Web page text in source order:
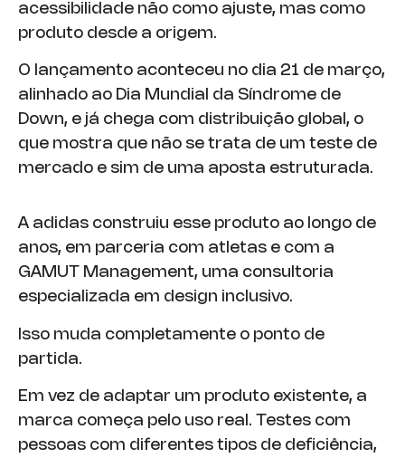
acessibilidade não como ajuste, mas como
produto desde a origem.
O lançamento aconteceu no dia 21 de março,
alinhado ao Dia Mundial da Síndrome de
Down, e já chega com distribuição global, o
que mostra que não se trata de um teste de
mercado e sim de uma aposta estruturada.
A adidas construiu esse produto ao longo de
anos, em parceria com atletas e com a
GAMUT Management, uma consultoria
especializada em design inclusivo.
Isso muda completamente o ponto de
partida.
Em vez de adaptar um produto existente, a
marca começa pelo uso real. Testes com
pessoas com diferentes tipos de deficiência,